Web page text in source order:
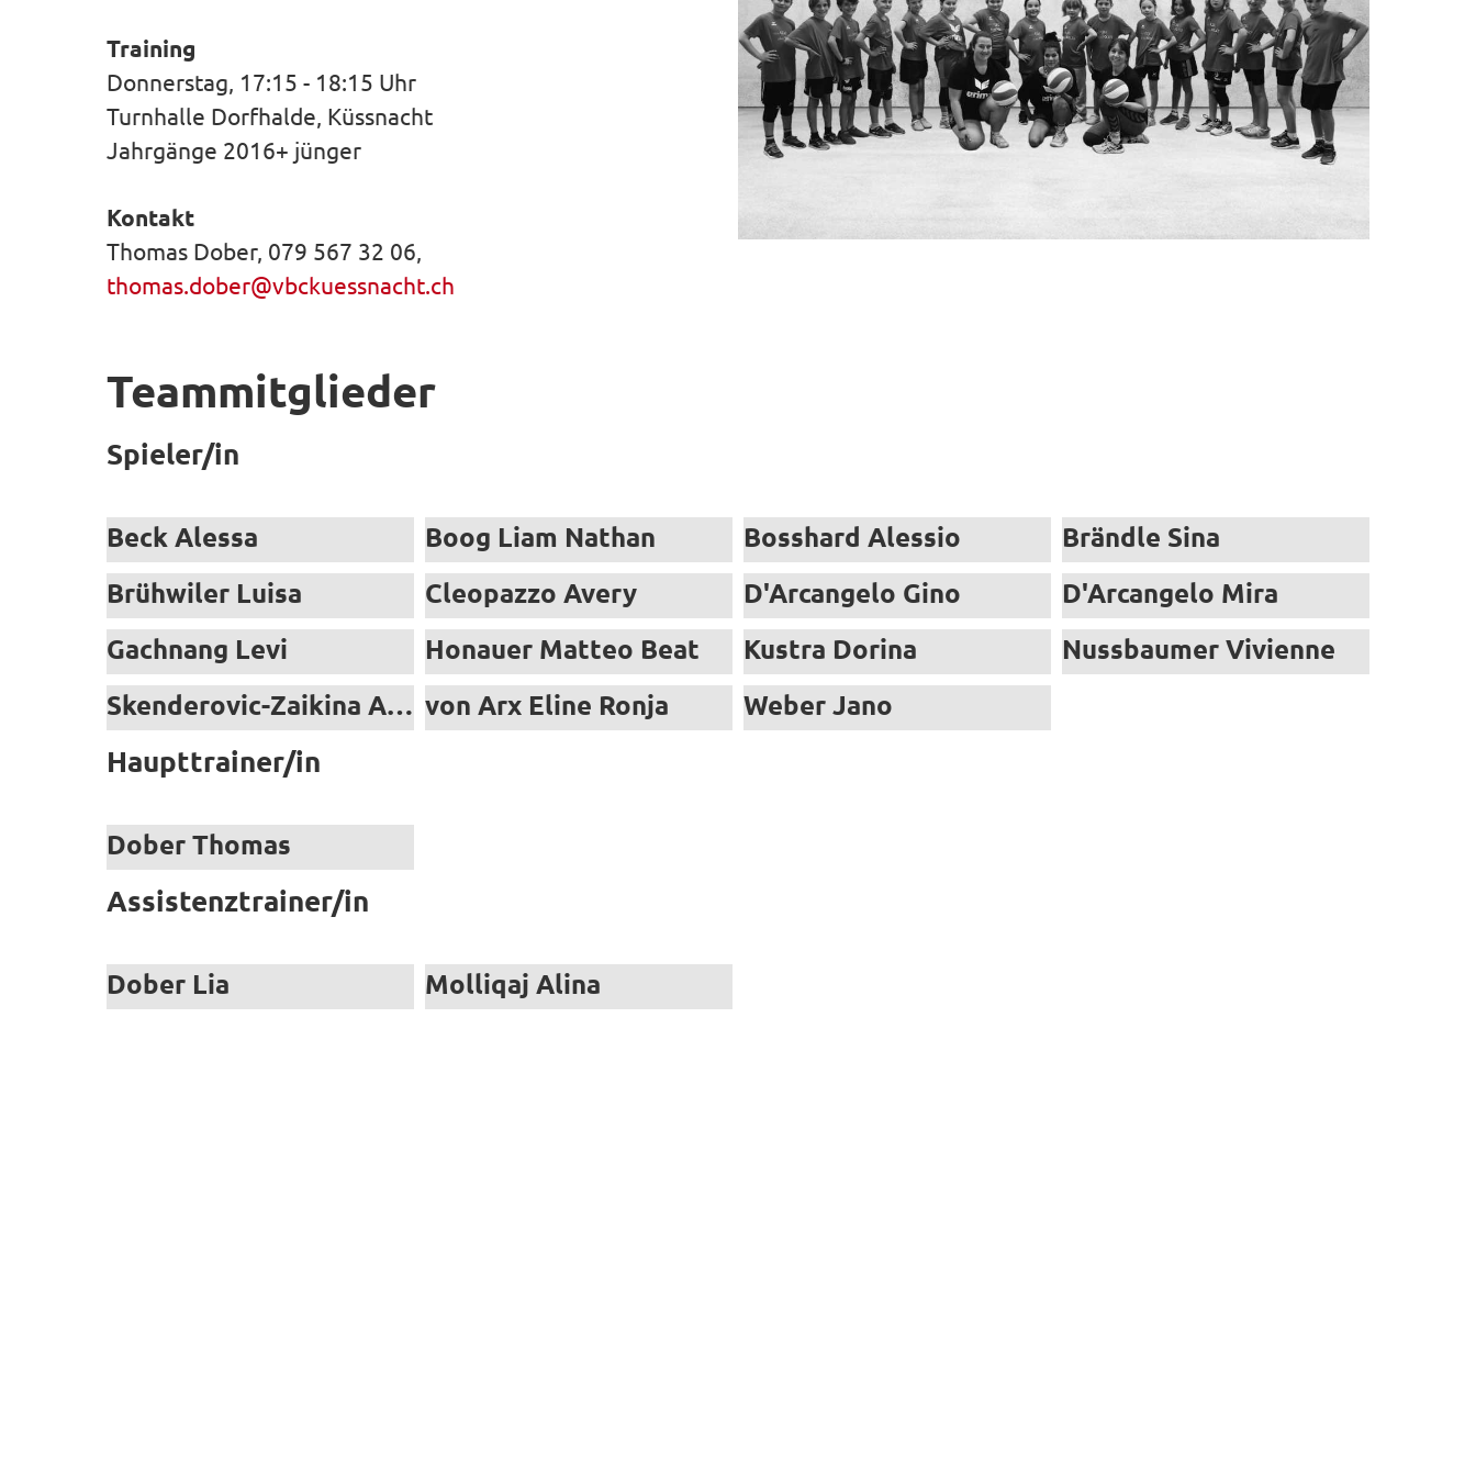
Training
Donnerstag, 17:15 - 18:15 Uhr
Turnhalle Dorfhalde, Küssnacht
Jahrgänge 2016+ jünger
Kontakt
Thomas Dober, 079 567 32 06,
thomas.dober@vbckuessnacht.ch
Teammitglieder
Spieler/in
Beck Alessa Boog Liam Nathan Bosshard Alessio
Brändle Sina
Brühwiler Luisa
Cleopazzo Avery D'Arcangelo Gino
D'Arcangelo Mira
Gachnang Levi
Honauer Matteo Beat Kustra Dorina
Nussbaumer Vivienne
Skenderovic-Zaikina Anita von Arx Eline Ronja Weber Jano
Haupttrainer/in
Dober Thomas
Assistenztrainer/in
Dober Lia Molliqaj Alina